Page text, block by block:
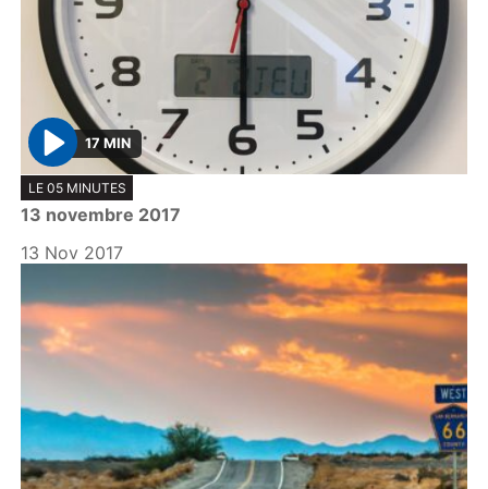
P
l
a
y
17 MIN
LE 05 MINUTES
13 novembre 2017
13 Nov 2017